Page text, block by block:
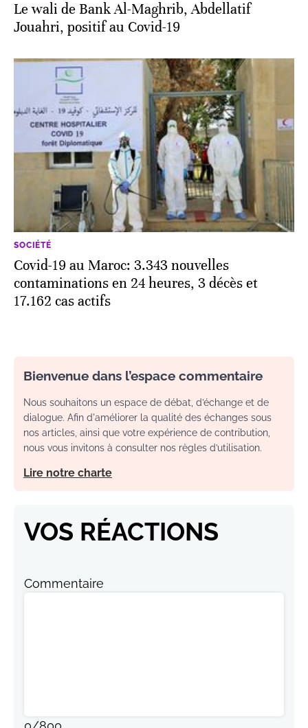
Le wali de Bank Al-Maghrib, Abdellatif
Jouahri, positif au Covid-19
SOCIÉTÉ
Covid-19 au Maroc: 3.343 nouvelles
contaminations en 24 heures, 3 décès et
17.162 cas actifs
Bienvenue dans l’espace commentaire
Nous souhaitons un espace de débat, d’échange et de
dialogue. Afin d'améliorer la qualité des échanges sous
nos articles, ainsi que votre expérience de contribution,
nous vous invitons à consulter nos règles d’utilisation.
Lire notre charte
VOS RÉACTIONS
Commentaire